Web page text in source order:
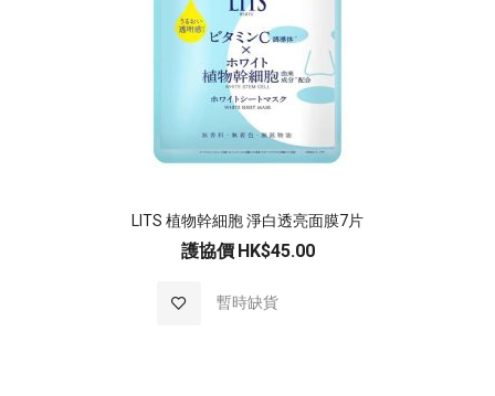
LITS 植物幹細胞 淨白透亮面膜7片
護協價 HK$45.00
暫時缺貨
加入至願望清單